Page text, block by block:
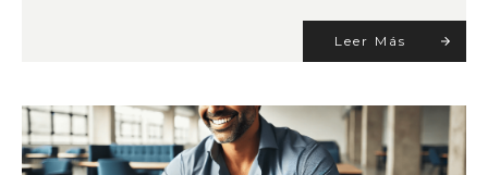
Leer Más